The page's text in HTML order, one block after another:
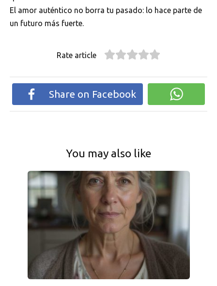
El amor auténtico no borra tu pasado: lo hace parte de
un futuro más fuerte.
Rate article
Share on Facebook
You may also like